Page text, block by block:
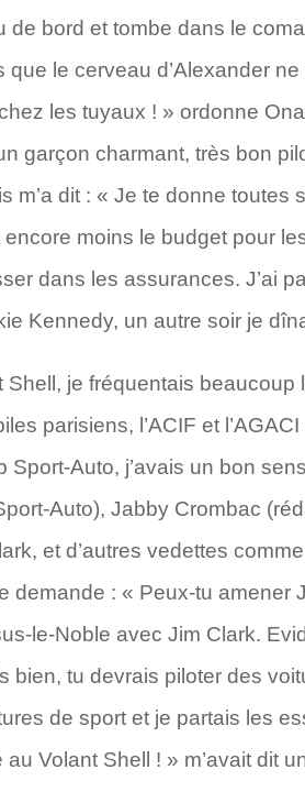
de bord et tombe dans le
le cerveau d’Alexander
les tuyaux ! » ordonne
garçon charmant, très bon
m’a dit : « Je te donne toutes
encore moins le budget pour
dans les assurances. J’ai
Kennedy, un autre soir je
je fréquentais beaucoup
parisiens, l’ACIF et
Sport-Auto, j’avais un bon
Auto), Jabby Crombac
et d’autres vedettes
demande : « Peux-tu amener
le-Noble avec Jim Clark.
bien, tu devrais piloter des
de sport et je partais les
au Volant Shell ! » m’avait dit